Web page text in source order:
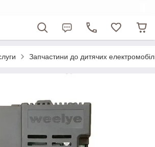
Запчастини до дитячих